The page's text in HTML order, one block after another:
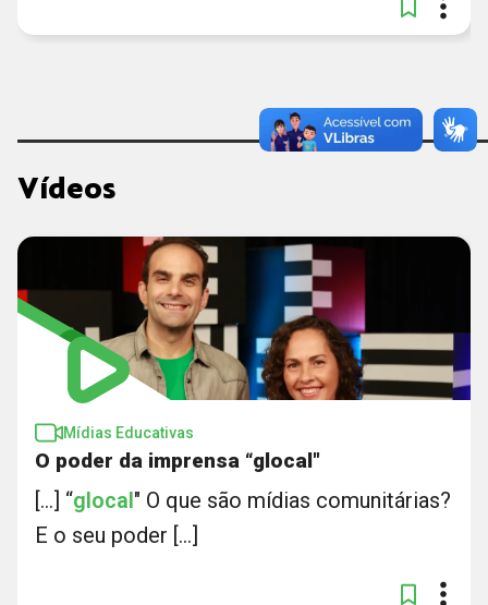
Vídeos
Mídias Educativas
O poder da imprensa “glocal"
[...] “glocal" O que são mídias comunitárias?
E o seu poder [...]